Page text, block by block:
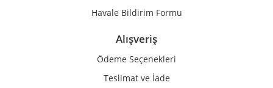
Havale Bildirim Formu
Alışveriş
Ödeme Seçenekleri
Teslimat ve İade